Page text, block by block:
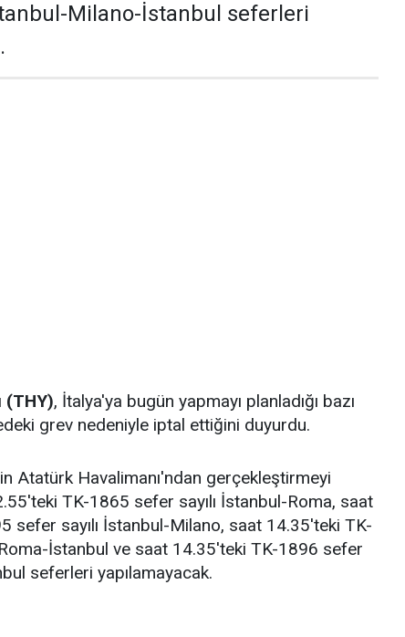
Milano-İstanbul seferleri
(THY), İtalya'ya bugün yapmayı planladığı bazı
grev nedeniyle iptal ettiğini duyurdu.
Atatürk Havalimanı'ndan gerçekleştirmeyi
TK-1865 sefer sayılı İstanbul-Roma, saat
sefer sayılı İstanbul-Milano, saat 14.35'teki TK-
İstanbul ve saat 14.35'teki TK-1896 sefer
seferleri yapılamayacak.